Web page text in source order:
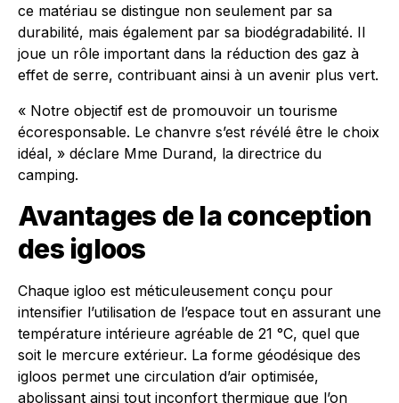
ce matériau se distingue non seulement par sa
durabilité, mais également par sa biodégradabilité. Il
joue un rôle important dans la réduction des gaz à
effet de serre, contribuant ainsi à un avenir plus vert.
« Notre objectif est de promouvoir un tourisme
écoresponsable. Le chanvre s’est révélé être le choix
idéal, » déclare Mme Durand, la directrice du
camping.
Avantages de la conception
des igloos
Chaque igloo est méticuleusement conçu pour
intensifier l’utilisation de l’espace tout en assurant une
température intérieure agréable de 21 °C, quel que
soit le mercure extérieur. La forme géodésique des
igloos permet une circulation d’air optimisée,
abolissant ainsi tout inconfort thermique que l’on